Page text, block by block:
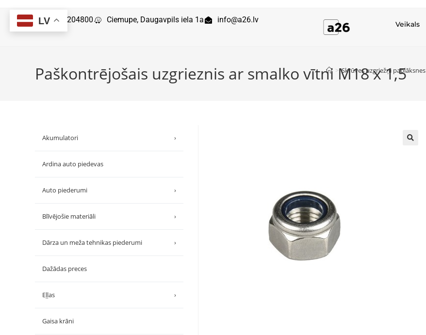
29204800 Ciemupe, Daugavpils iela 1a info@a26.lv Veikals
Paškontrējošais uzgrieznis ar smalko vītni M18 x 1,5
> Skrūves uzgriežņi paplāksnes
Akumulatori ›
Ardina auto piedevas
Auto piederumi ›
Blīvējošie materiāli ›
Dārza un meža tehnikas piederumi ›
Dažādas preces
Eļļas ›
Gaisa krāni
LV